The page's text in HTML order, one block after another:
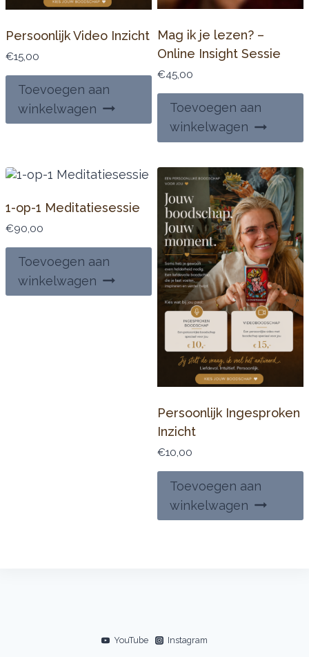
Persoonlijk Video Inzicht
€15,00
Toevoegen aan
winkelwagen
Mag ik je lezen? –
Online Insight Sessie
€45,00
Toevoegen aan
winkelwagen
1-op-1 Meditatiesessie
€90,00
Toevoegen aan
winkelwagen
Persoonlijk Ingesproken
Inzicht
€10,00
Toevoegen aan
winkelwagen
YouTube Instagram